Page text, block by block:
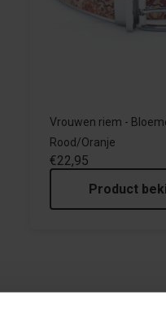
Vrouwen riem -
Rood/Oranje
€22,95
Product